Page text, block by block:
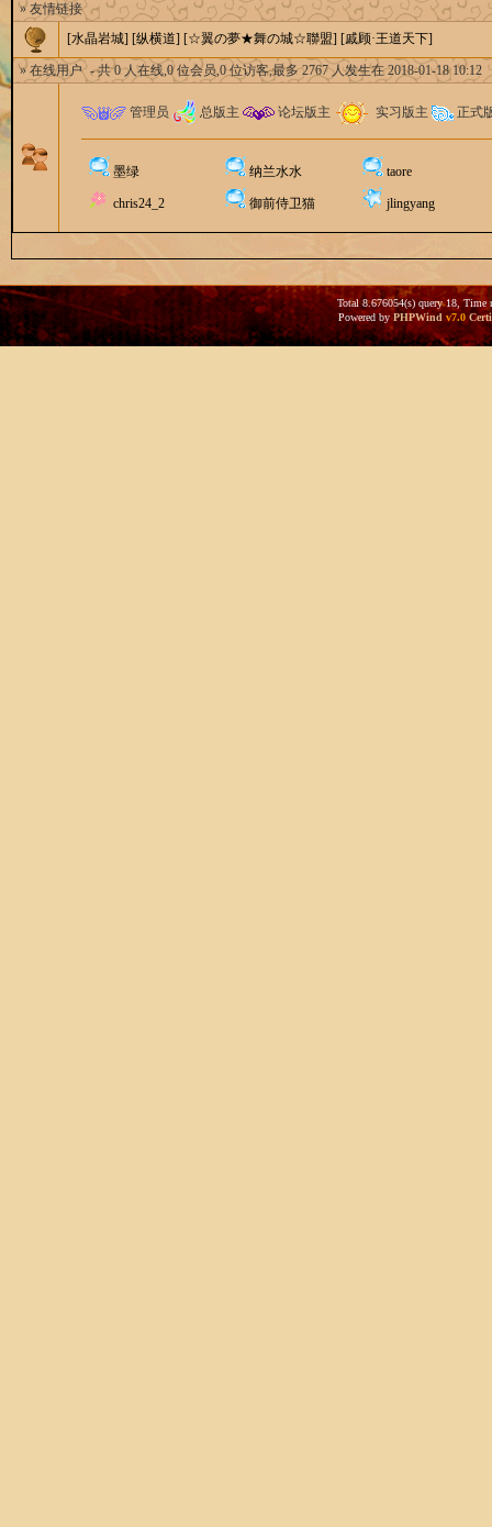
» 友情链接
[水晶岩城] [纵横道] [☆翼の夢★舞の城☆聯盟] [戚顾·王道天下]
» 在线用户 - 共 0 人在线,0 位会员,0 位访客,最多 2767 人发生在 2018-01-18 10:12
管理员 总版主 论坛版主 实习版主 正式
墨绿 纳兰水水 taore
chris24_2 御前侍卫猫 jlingyang
Total 8.676054(s) query 18,
Powered byPHPWind v7.0